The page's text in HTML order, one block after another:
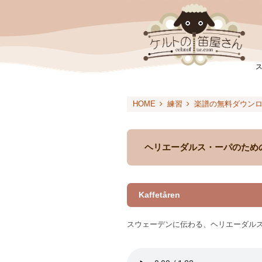
HOME 練習 楽譜の無料ダウン
ヘリエーダルス・ーパのため
Kaffetåren
スウェーデンに伝わる、ヘリエーダル